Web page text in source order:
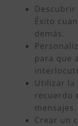
Éxito
demás.
para que
Utilizar la
recuerdo
mensajes.
Crear un